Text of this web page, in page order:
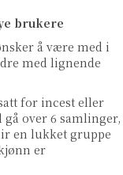
brukere
å være med i
med lignende
for incest eller
over 6 samlinger,
en lukket gruppe
er